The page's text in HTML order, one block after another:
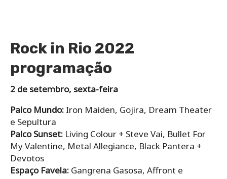
Rock in Rio 2022
programação
2 de setembro, sexta-feira
Palco Mundo: Iron Maiden, Gojira, Dream Theater
e Sepultura
Palco Sunset: Living Colour + Steve Vai, Bullet For
My Valentine, Metal Allegiance, Black Pantera +
Devotos
Espaço Favela: Gangrena Gasosa, Affront e